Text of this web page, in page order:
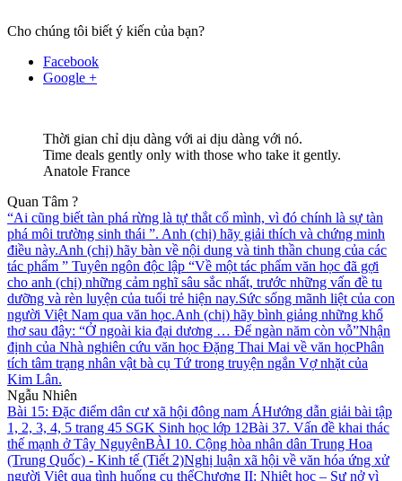
Cho chúng tôi biết ý kiến của bạn?
Facebook
Google +
Thời gian chỉ dịu dàng với ai dịu dàng với nó.
Time deals gently only with those who take it gently.
Anatole France
Quan Tâm ?
“Ai cũng biết tàn phá rừng là tự thắt cổ mình, vì đó chính là sự tàn
phá môi trường sinh thái ”. Anh (chị) hãy giải thích và chứng minh
điều này.Anh (chị) hãy bàn về nội dung và tinh thần chung của các
tác phẩm ” Tuyên ngôn độc lập “Về một tác phẩm văn học đã gợi
cho anh (chị) những cảm nghĩ sâu sắc nhất, trước những vấn đề tu
dưỡng và rèn luyện của tuổi trẻ hiện nay.Sức sống mãnh liệt của con
người Việt Nam qua văn học.Anh (chị) hãy bình giảng những khổ
thơ sau đây: “Ở ngoài kia đại dương … Để ngàn năm còn vỗ”Nhận
định của Nhà nghiên cứu văn học Đặng Thai Mai về văn họcPhân
tích tâm trạng nhân vật bà cụ Tứ trong truyện ngắn Vợ nhặt của
Kim Lân.
Ngẫu Nhiên
Bài 15: Đặc điểm dân cư xã hội đông nam ÁHướng dẫn giải bài tập
1, 2, 3, 4, 5 trang 45 SGK Sinh học lớp 12Bài 37. Vấn đề khai thác
thế mạnh ở Tây NguyênBÀI 10. Cộng hòa nhân dân Trung Hoa
(Trung Quốc) - Kinh tế (Tiết 2)Nghị luận xã hội về văn hóa ứng xử
người Việt qua tình huống cụ thểChương II: Nhiệt học – Sự nở vì